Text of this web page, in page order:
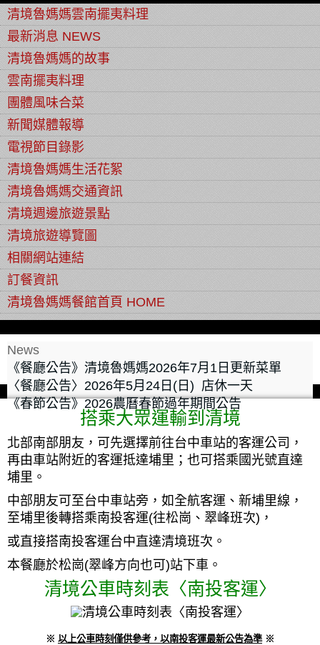
清境魯媽媽雲南擺夷料理
最新消息 NEWS
清境魯媽媽的故事
雲南擺夷料理
團體風味合菜
新聞媒體報導
電視節目錄影
清境魯媽媽生活花絮
清境魯媽媽交通資訊
清境週邊旅遊景點
清境旅遊導覽圖
相關網站連結
訂餐資訊
清境魯媽媽餐館首頁 HOME
News
《餐廳公告》清境魯媽媽2026年7月1日更新菜單
〈餐廳公告〉2026年5月24日(日) 店休一天
《春節公告》2026農曆春節過年期間公告
搭乘大眾運輸到清境
北部南部朋友，可先選擇前往台中車站的客運公司，
再由車站附近的客運抵達埔里；也可搭乘國光號直達
埔里。
中部朋友可至台中車站旁，如全航客運、新埔里線，
至埔里後轉搭乘南投客運(往松崗、翠峰班次)，
或直接搭南投客運台中直達清境班次。
本餐廳於松崗(翠峰方向也可)站下車。
清境公車時刻表〈南投客運〉
※ 以上公車時刻僅供參考，以南投客運最新公告為準 ※